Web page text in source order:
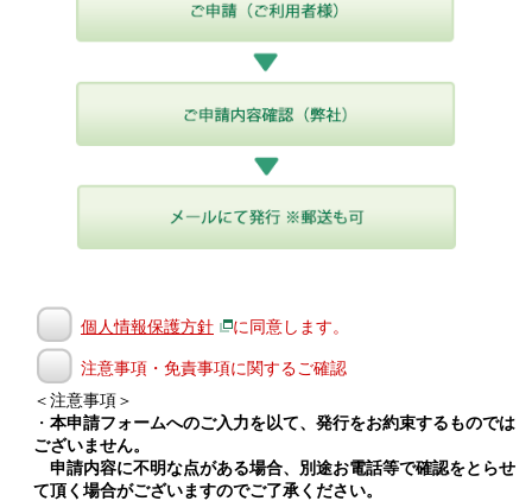
個人情報保護方針 に同意します。
注意事項・免責事項に関するご確認
＜注意事項＞
・ 本申請フォームへのご入力を以て、発行をお約束するものでは
ございません。
申請内容に不明な点がある場合、別途お電話等で確認をとらせ
て頂く場合がございますのでご了承ください。